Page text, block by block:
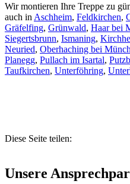
Wir montieren Ihre Treppe zu
auch in Aschheim, Feldkirchen,
Gräfelfing, Grünwald, Haar bei
Siegertsbrunn, Ismaning,
Neuried, Oberhaching bei
Planegg, Pullach im Isartal,
Taufkirchen, Unterföhring,
Diese Seite teilen:
Unsere